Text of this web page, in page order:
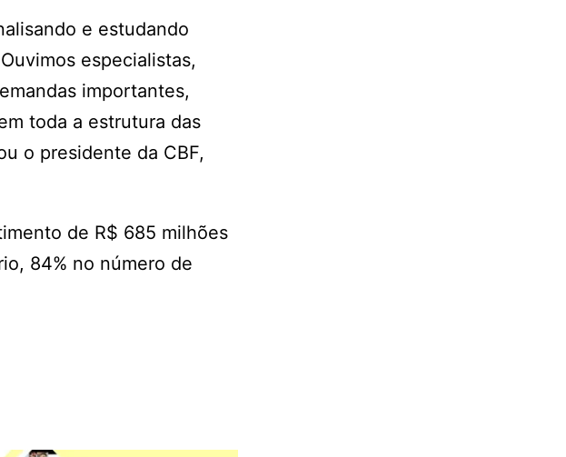
e estudando
especialistas,
importantes,
toda a estrutura das
o presidente da CBF,
de R$ 685 milhões
84% no número de